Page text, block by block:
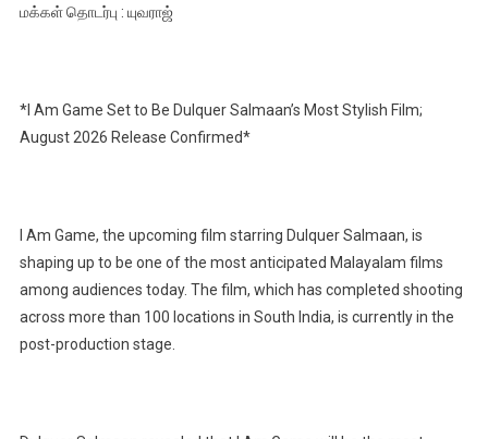
மக்கள் தொடர்பு : யுவராஜ்
*I Am Game Set to Be Dulquer Salmaan’s Most Stylish Film;
August 2026 Release Confirmed*
I Am Game, the upcoming film starring Dulquer Salmaan, is
shaping up to be one of the most anticipated Malayalam films
among audiences today. The film, which has completed shooting
across more than 100 locations in South India, is currently in the
post-production stage.